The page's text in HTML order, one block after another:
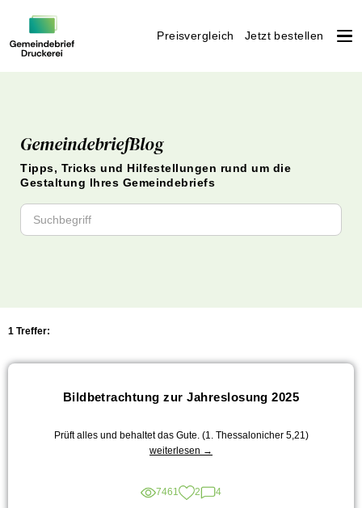
Preisvergleich Jetzt bestellen
GemeindebriefBlog
Tipps, Tricks und Hilfestellungen rund um die
Gestaltung Ihres Gemeindebriefs
1 Treffer:
Bildbetrachtung zur Jahreslosung 2025
Prüft alles und behaltet das Gute. (1. Thessalonicher 5,21)
weiterlesen „Bildbetrachtung
2025“
→
7461 2 4